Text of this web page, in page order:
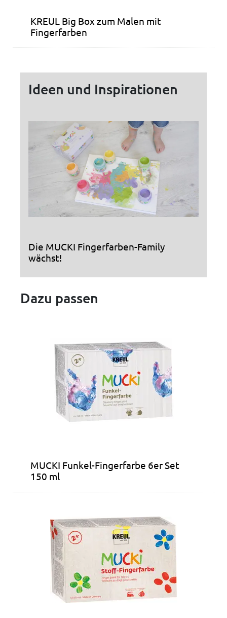
KREUL Big Box zum Malen mit
Fingerfarben
Ideen und Inspirationen
Die MUCKI Fingerfarben-Family
wächst!
Dazu passen
MUCKI Funkel-Fingerfarbe 6er Set
150 ml